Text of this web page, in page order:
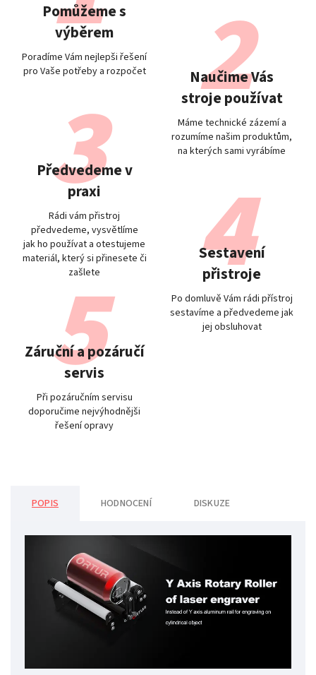
Pomůžeme s
výběrem
Poradíme Vám nejlepši řešení
pro Vaše potřeby a rozpočet
Naučime Vás
stroje používat
Máme technické zázemí a
rozumíme našim produktům,
na kterých sami vyrábíme
Předvedeme v
praxi
Rádi vám přistroj
předvedeme, vysvětlíme
jak ho používat a otestujeme
materiál, který si přinesete či
zašlete
Sestavení
přistroje
Po domluvě Vám rádi přístroj
sestavíme a předvedeme jak
jej obsluhovat
Záruční a pozáručí
servis
Při pozáručním servisu
doporučime nejvýhodnějši
řešení opravy
POPIS HODNOCENÍ DISKUZE